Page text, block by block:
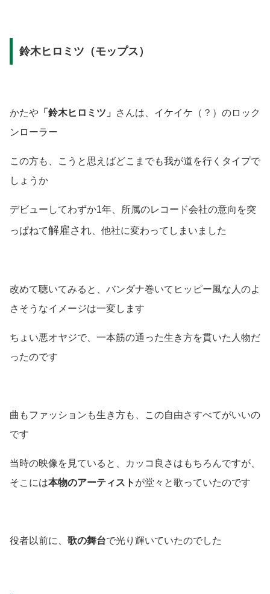
鈴木ヒロミツ（モップス）
かたや 「鈴木ヒロミツ」 さんは、イケイケ （？） のロック
ンローラー
この方も、こうと思えばどこまでも我が道を行くタイプで
しょうか
デビューしてわずか1年、所属のレコード会社の意向を突
っぱねて解雇され 、他社に変わってしまいました
改めて聴いてみると、バンダナ巻いてヒッピー風な人のよ
さそうなイメージは一変します
ちょい悪オヤジで、一本筋の通った生き方を貫いた人物だ
ったのです
曲もファッションも生き方も、この自由さすべてがいいの
です
当時の映像を見ていると、カッコ良さはもちろんですが、
そこには本物のアーティスト が堂々と歌っていたのです
役者以前に、 歌の舞台で光り輝いていたのでした